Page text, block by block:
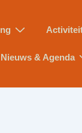
Nieuws & Agenda